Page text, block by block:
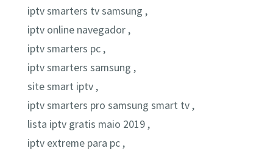
iptv smarters tv samsung ,
iptv online navegador ,
iptv smarters pc ,
iptv smarters samsung ,
site smart iptv ,
iptv smarters pro samsung smart tv ,
lista iptv gratis maio 2019 ,
iptv extreme para pc ,